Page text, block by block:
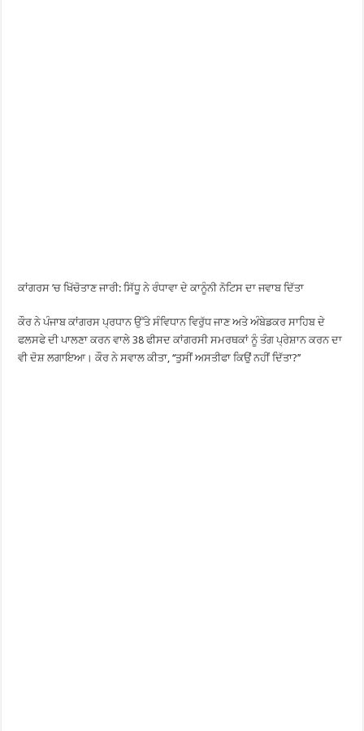
ਕਾਂਗਰਸ ’ਚ ਖਿੱਚੋਤਾਣ ਜਾਰੀ: ਸਿੱਧੂ ਨੇ ਰੰਧਾਵਾ ਦੇ ਕਾਨੂੰਨੀ ਨੋਟਿਸ ਦਾ ਜਵਾਬ ਦਿੱਤਾ
ਕੌਰ ਨੇ ਪੰਜਾਬ ਕਾਂਗਰਸ ਪ੍ਰਧਾਨ ਉੱਤੇ ਸੰਵਿਧਾਨ ਵਿਰੁੱਧ ਜਾਣ ਅਤੇ ਅੰਬੇਡਕਰ ਸਾਹਿਬ ਦੇ
ਫਲਸਫੇ ਦੀ ਪਾਲਣਾ ਕਰਨ ਵਾਲੇ 38 ਫੀਸਦ ਕਾਂਗਰਸੀ ਸਮਰਥਕਾਂ ਨੂੰ ਤੰਗ ਪ੍ਰੇਸ਼ਾਨ ਕਰਨ ਦਾ
ਵੀ ਦੋਸ਼ ਲਗਾਇਆ। ਕੌਰ ਨੇ ਸਵਾਲ ਕੀਤਾ, ‘‘ਤੁਸੀਂ ਅਸਤੀਫਾ ਕਿਉਂ ਨਹੀਂ ਦਿੱਤਾ?’’